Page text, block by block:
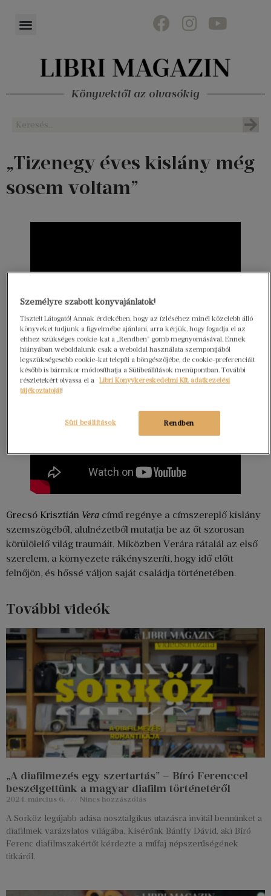
Könyvektől az olvasókig
„Tizenegy éves kislány még
sosem voltam”
Grecsó Krisztián Vera című regénye a címszereplő kislány
szemszögéből, alulnézetből mutatja be az őt szorosan
körülölelő világ traumáit. Miközben Verára rátalál az első
szerelem, a környezete rákényszeríti, hogy idő előtt
felnőjön, és hőssé váljon saját családja történetében.
További videók
„A diafilmezés egy szertartás” – Bíró Ferenccel
beszélgettünk a magyar diafilm történetéről
2024. március 6. Nincs hozzászólás
A Sorköz legújabb adása nosztalgikus utazásra invitál bennünket a
diafilmek varázslatos világába. Kísérőnk Bánffy Dávid, aki Bíró
Ferenc diafilmszakértőt kérdezte a műfaj népszerűségének
titkáról.
Személyre szabott könyvajánlatok!
Tisztelt Látogató! Annak érdekében, hogy az ízléséhez minél közelebb álló
könyveket tudjunk a figyelmébe ajánlani, arra kérjük, hogy fogadja el az
ehhez szükséges cookie-kat a „Rendben” gomb megnyomásával. Ennek
hiányában weboldalunk csak a weboldal használata szempontjából
legszükségesebb cookie-kat telepíti a böngészőjébe, de cookie-preferenciáit
később is bármikor módosíthatja a Sütibeállítások menüpontban. További
részletekért olvassa el a
Libri Könyvkereskedelmi Kft. adatkezelési
tájékoztatóját!
Rendben
Süti beállítások